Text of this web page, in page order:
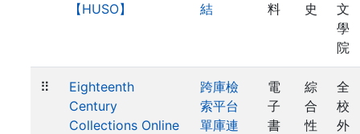
【HUSO】
結
料
史
文
學
院
⠿
Eighteenth
Century
Collections Online
跨庫檢
索平台
單庫連
電
子
書
綜
合
性
全
校
外